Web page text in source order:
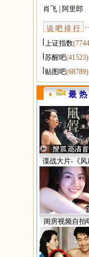
肖飞| 阿里郎
说 吧 排 行
上证指数
苏醒吧(41523)
贴图吧(68789)
最 热
谍战大片-《风
闺房视频自拍